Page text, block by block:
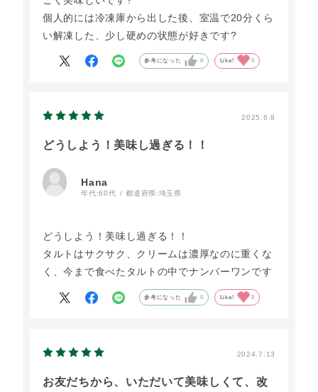
個人的には冷凍庫から出した後、室温で20分くら
い解凍した、少し硬めの状態が好きです?
参考になった 0 Like! 0
2025.6.8
どうしよう！美味し過ぎる！！
Hana
年代:60代 都道府県:埼玉県
どうしよう！美味し過ぎる！！
タルトはサクサク、クリームは濃厚なのに重くな
く、今まで食べたタルトの中でナンバーワンです
参考になった 0 Like! 0
2024.7.13
お友だちから、いただいて美味しくて、改